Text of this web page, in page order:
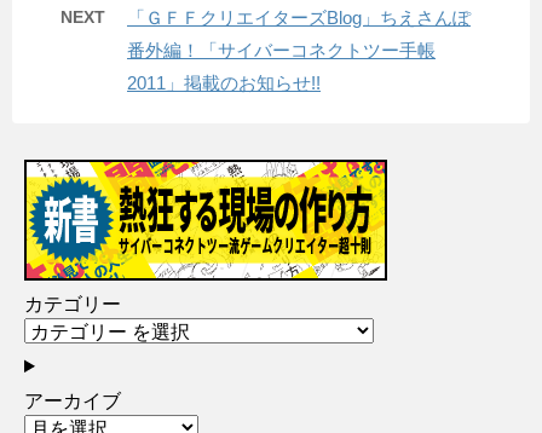
NEXT
「ＧＦＦクリエイターズBlog」ちえさんぽ
番外編！「サイバーコネクトツー手帳
2011」掲載のお知らせ!!
カテゴリー
アーカイブ